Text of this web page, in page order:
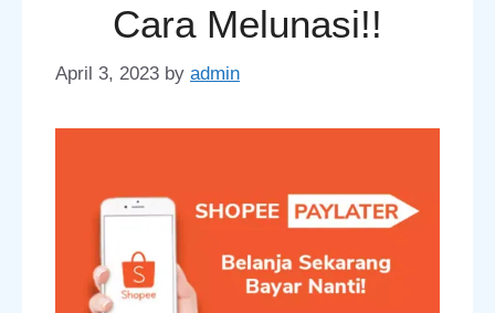
Cara Melunasi!!
April 3, 2023 by admin